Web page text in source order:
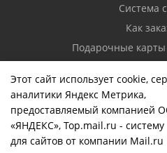
Система
Как
Подарочные
Вопрос-
Этот сайт использует cookie,
аналитики Яндекс Метрика,
предоставляемый компанией
«ЯНДЕКС», Top.mail.ru - систему
для сайтов от компании Mail.ru